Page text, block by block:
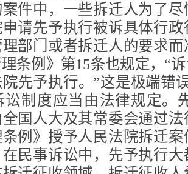
件中，一些拆迁人为了
请先予执行被诉具体行
部门或者拆迁人的要求
条例》第15条也规定，“
先予执行。”这是极端错
讼制度应当由法律规定。
国人大及其常委会通过
例》授予人民法院拆迁
民事诉讼中，先予执行